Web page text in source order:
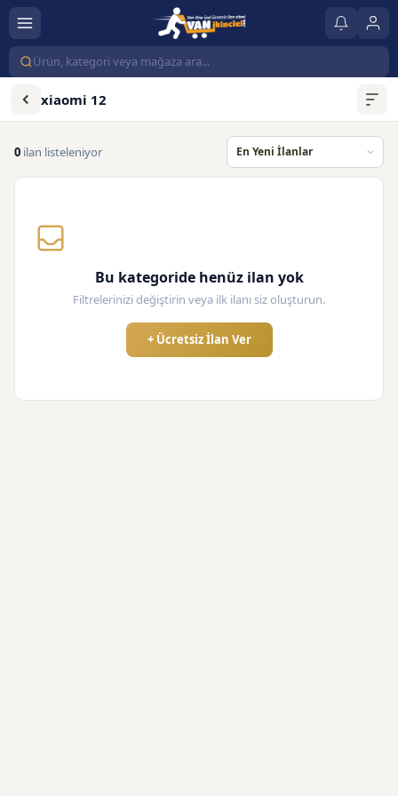
xiaomi 12
0 ilan listeleniyor
Bu kategoride henüz ilan yok
Filtrelerinizi değiştirin veya ilk ilanı siz oluşturun.
+ Ücretsiz İlan Ver